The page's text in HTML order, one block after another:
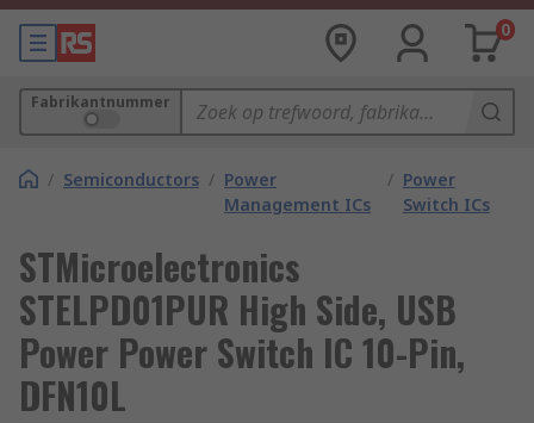
0
Fabrikantnummer
/ Semiconductors / Power
Management ICs
/ Power
Switch ICs
STMicroelectronics
STELPD01PUR High Side, USB
Power Power Switch IC 10-Pin,
DFN10L